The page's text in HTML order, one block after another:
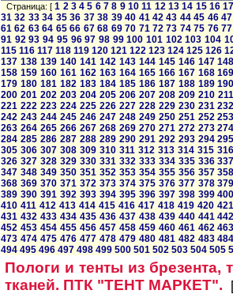
Страница: [1 2 3 4 5 6 7 8 9 10 11 12 13 14 15 16
31 32 33 34 35 36 37 38 39 40 41 42 43 44 45 46 47
61 62 63 64 65 66 67 68 69 70 71 72 73 74 75 76 77
91 92 93 94 95 96 97 98 99 100 101 102 103 104
115 116 117 118 119 120 121 122 123 124 125 126
137 138 139 140 141 142 143 144 145 146 147
158 159 160 161 162 163 164 165 166 167 168
179 180 181 182 183 184 185 186 187 188 189
200 201 202 203 204 205 206 207 208 209 210 211
221 222 223 224 225 226 227 228 229 230 231
242 243 244 245 246 247 248 249 250 251 252
263 264 265 266 267 268 269 270 271 272 273
284 285 286 287 288 289 290 291 292 293 294
305 306 307 308 309 310 311 312 313 314 315 316
326 327 328 329 330 331 332 333 334 335 336
347 348 349 350 351 352 353 354 355 356 357
368 369 370 371 372 373 374 375 376 377 378
389 390 391 392 393 394 395 396 397 398 399
410 411 412 413 414 415 416 417 418 419 420 421
431 432 433 434 435 436 437 438 439 440 441
452 453 454 455 456 457 458 459 460 461 462
473 474 475 476 477 478 479 480 481 482 483
494 495 496 497 498 499 500 501 502 503 504 505
Пологи и тенты из брезента,
тканей. ПТК "ТЕНТ МАРКЕТ".